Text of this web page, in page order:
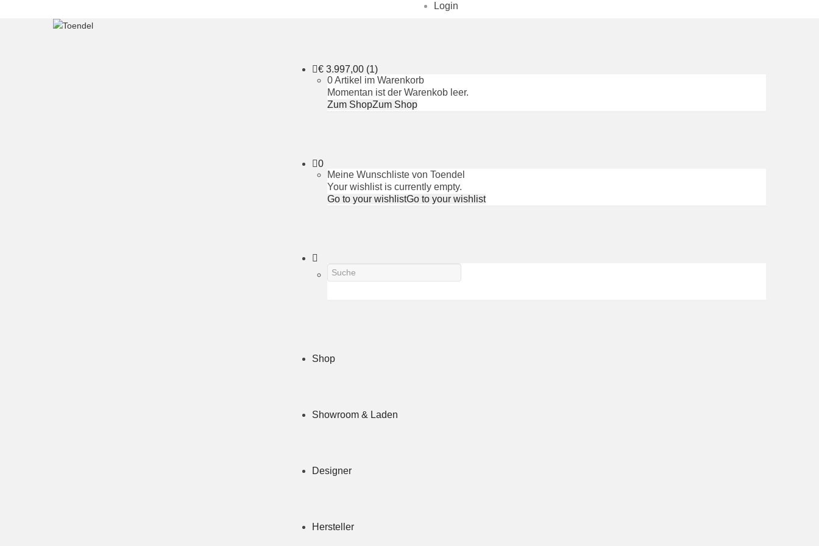
Login
€ 3.997,00 (1)
0 Artikel im Warenkorb
Momentan ist der Warenkob leer.
Zum ShopZum Shop
0
Meine Wunschliste von Toendel
Your wishlist is currently empty.
Go to your wishlistGo to your wishlist
Shop
Showroom & Laden
Designer
Hersteller